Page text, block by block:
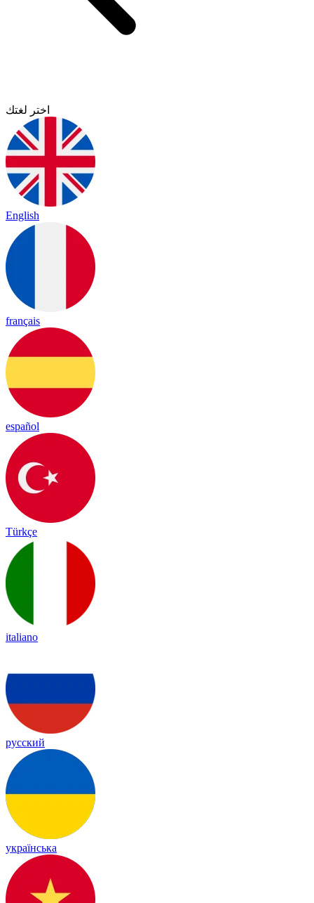
اختر لغتك
English
français
español
Türkçe
italiano
русский
українська